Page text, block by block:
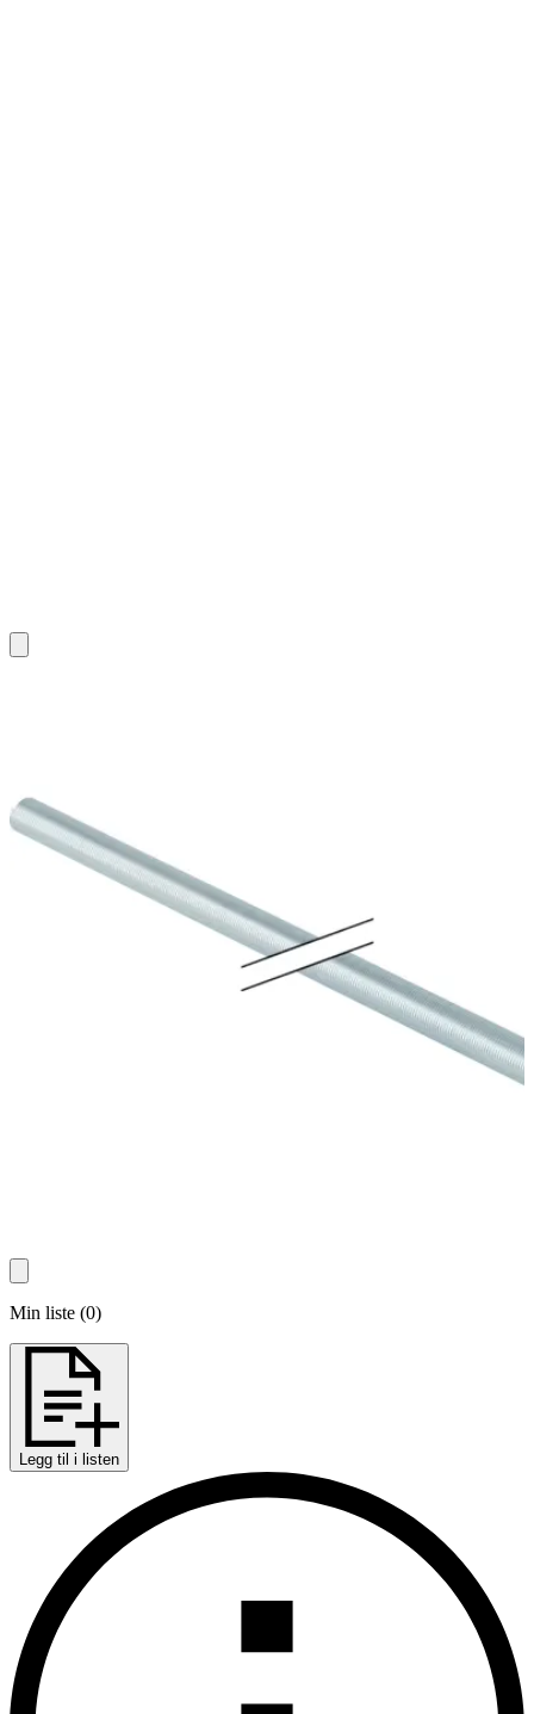
Min liste (0)
Legg til i listen